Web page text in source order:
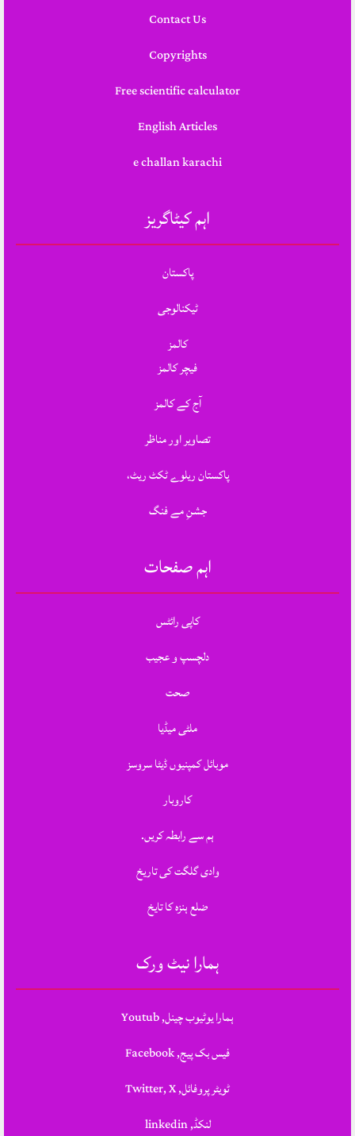
Contact Us
Copyrights
Free scientific calculator
English Articles
e challan karachi
اہم کیٹاگریز
پاکستان
ٹیکنالوجی
کالمز
فیچر کالمز
آج کے کالمز
تصاویر اور مناظر
پاکستان ریلوے ٹکٹ ریٹ،
جشنِ مے فنگ
اہم صفحات
کاپی رائٹس
دلچسپ و عجیب
صحت
ملٹی میڈیا
موبائل کمپنیوں ڈیٹا سروسز
کاروبار
ہم سے رابطہ کریں.
وادی گلگت کی تاریخ
ضلع ہنزہ کا تایخ
ہمارا نیٹ ورک
ہمارا یوٹیوب چینل, Youtub
فیس بک پیج, Facebook
ٹویٹر پروفائل, Twitter, X
لنکڈ, linkedin